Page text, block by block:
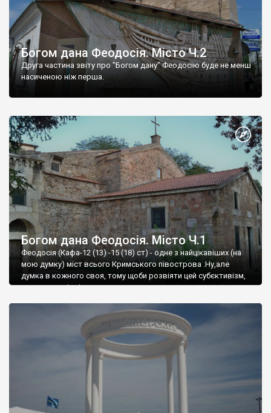
Богом дана Феодосія. Місто Ч.2
Друга частина звіту про "Богом дану" Феодосію буде не менш
насиченою ніж перша.
Богом дана Феодосія. Місто Ч.1
Феодосія (Кафа-12 (13) -15 (18) ст) - одне з найцікавіших (на
мою думку) міст всього Кримського півострова .Ну,але
думка в кожного своя, тому щоби розвіяти цей субєктивізм,
запрошую відвідати це